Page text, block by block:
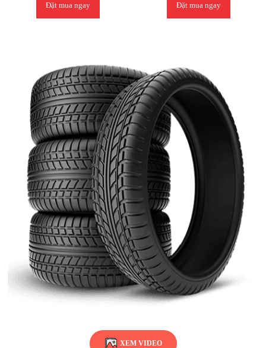
Đặt mua ngay Đặt mua ngay
XEM VIDEO